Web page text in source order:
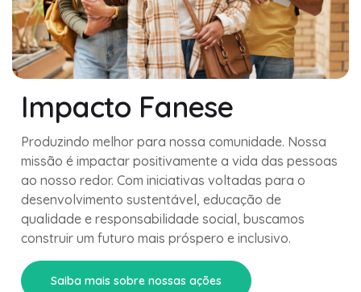
Impacto Fanese
Produzindo melhor para nossa comunidade. Nossa
missão é impactar positivamente a vida das pessoas
ao nosso redor. Com iniciativas voltadas para o
desenvolvimento sustentável, educação de
qualidade e responsabilidade social, buscamos
construir um futuro mais próspero e inclusivo.
Saiba mais sobre nossas ações